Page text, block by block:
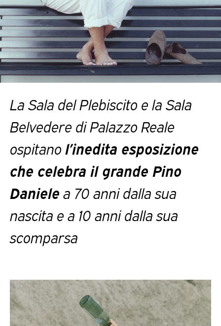
La Sala del Plebiscito e la Sala
Belvedere di Palazzo Reale
ospitano l’inedita esposizione
che celebra il grande Pino
Danielea 70 anni dalla sua
nascita e a 10 anni dalla sua
scomparsa